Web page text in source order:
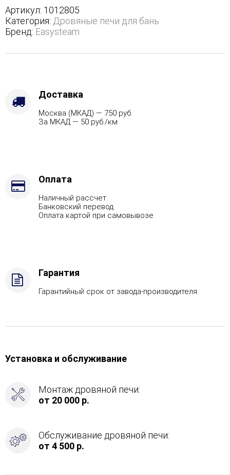
топкой
из
парной
-
стали
Артикул: 1012805
Категория: Дровяные печи для бань
Бренд: Easysteam
Доставка
Москва (МКАД) — 750 руб.
За МКАД — 50 руб./км
Оплата
Наличный рассчет
Банковский перевод
Оплата картой при самовывозе
Гарантия
Гарантийный срок от завода-производителя
Установка и обслуживание
Монтаж дровяной печи:
от 20 000 р.
Обслуживание дровяной печи:
от 4 500 р.